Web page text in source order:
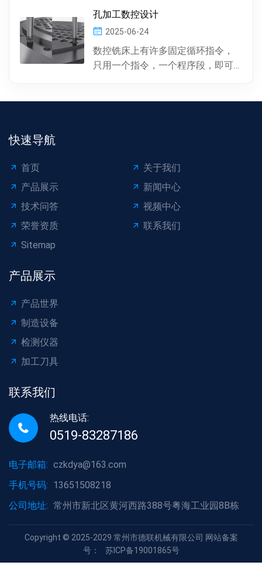
凝器管材的腐蚀损坏所...
孔加工数控设计
2025-06-24
数控铣床上有许多固定循环指令，
只用一个指令，一个程序段，即可
快速导航
首页
关于我们
产品展示
新闻中心
技术问答
视频中心
荣誉资质
联系我们
Sitemap
产品展示
产品世界
制造设备
检测仪器
加工刀具
联系我们
热线电话:
0519-83287186
电子邮箱: czkdya@163.com
手机号码: 13651508218
公司地址: 常州市新北区黄河西路388号粤海工业园8B栋
Copyright © 2025-2029 常州市德联机械有限公司 网站备案
号：
苏ICP备19001865号